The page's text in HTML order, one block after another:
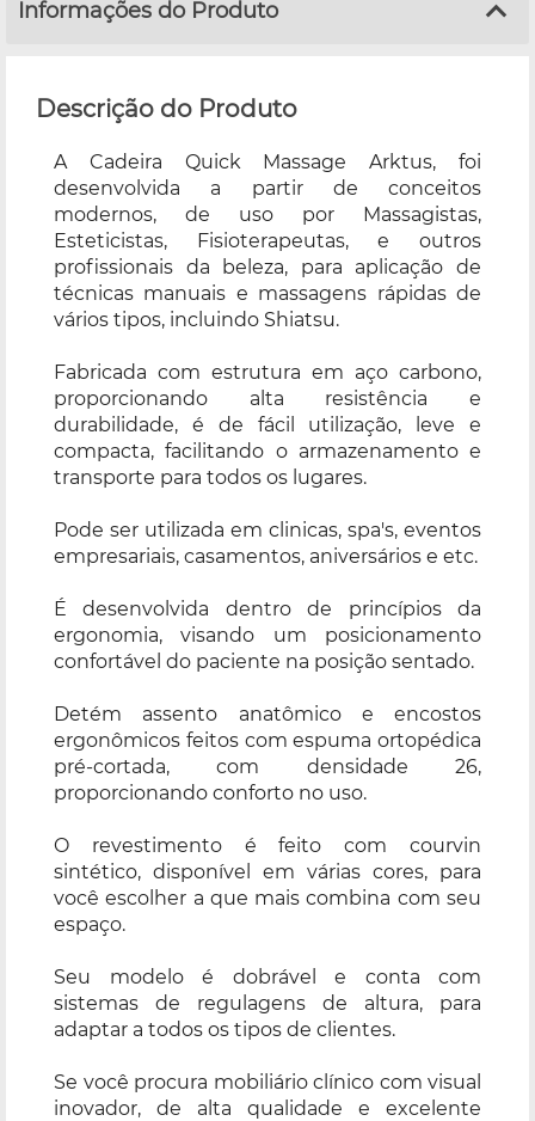
Informações do Produto
Descrição do Produto
A Cadeira Quick Massage Arktus, foi
desenvolvida a partir de conceitos
modernos, de uso por Massagistas,
Esteticistas, Fisioterapeutas, e outros
profissionais da beleza, para aplicação de
técnicas manuais e massagens rápidas de
vários tipos, incluindo Shiatsu.
Fabricada com estrutura em aço carbono,
proporcionando alta resistência e
durabilidade, é de fácil utilização, leve e
compacta, facilitando o armazenamento e
transporte para todos os lugares.
Pode ser utilizada em clinicas, spa's, eventos
empresariais, casamentos, aniversários e etc.
É desenvolvida dentro de princípios da
ergonomia, visando um posicionamento
confortável do paciente na posição sentado.
Detém assento anatômico e encostos
ergonômicos feitos com espuma ortopédica
pré-cortada, com densidade 26,
proporcionando conforto no uso.
O revestimento é feito com courvin
sintético, disponível em várias cores, para
você escolher a que mais combina com seu
espaço.
Seu modelo é dobrável e conta com
sistemas de regulagens de altura, para
adaptar a todos os tipos de clientes.
Se você procura mobiliário clínico com visual
inovador, de alta qualidade e excelente